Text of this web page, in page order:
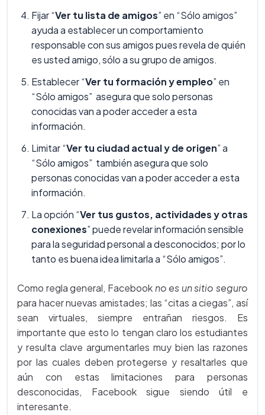
Fijar “Ver tu lista de amigos” en “Sólo amigos”
ayuda a establecer un comportamiento
responsable con sus amigos pues revela de quién
es usted amigo, sólo a su grupo de amigos.
Establecer “Ver tu formación y empleo” en
“Sólo amigos” asegura que solo personas
conocidas van a poder acceder a esta
información.
Limitar “Ver tu ciudad actual y de origen” a
“Sólo amigos” también asegura que solo
personas conocidas van a poder acceder a esta
información.
La opción “Ver tus gustos, actividades y otras
conexiones” puede revelar información sensible
para la seguridad personal a desconocidos; por lo
tanto es buena idea limitarla a “Sólo amigos”.
Como regla general, Facebookno es un sitio seguro
para hacer nuevas amistades; las “citas a ciegas”, así
sean virtuales, siempre entrañan riesgos. Es
importante que esto lo tengan claro los estudiantes
y resulta clave argumentarles muy bien las razones
por las cuales deben protegerse y resaltarles que
aún con estas limitaciones para personas
desconocidas, Facebook sigue siendo útil e
interesante.